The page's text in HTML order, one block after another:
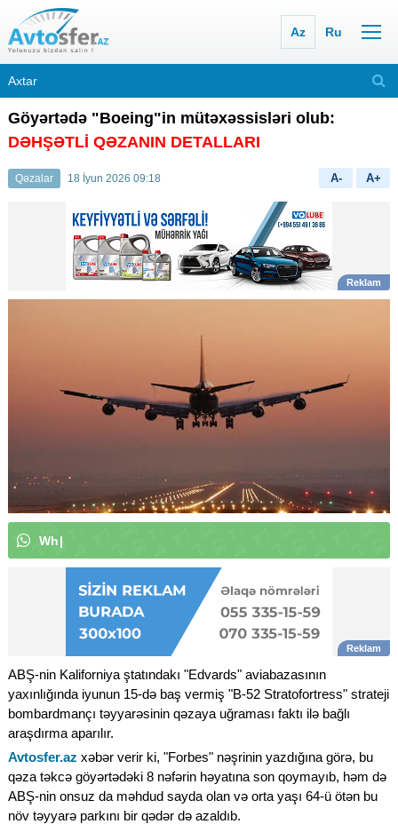
Az Ru
Göyərtədə "Boeing"in mütəxəssisləri olub:
DƏHŞƏTLİ QƏZANIN DETALLARI
Qəzalar 18 İyun 2026 09:18 A- A+
Wha
ABŞ-nin Kaliforniya ştatındakı "Edvards" aviabazasının
yaxınlığında iyunun 15-də baş vermiş "B-52 Stratofortress" strateji
bombardmançı təyyarəsinin qəzaya uğraması faktı ilə bağlı
araşdırma aparılır.
Avtosfer.az xəbər verir ki, "Forbes" nəşrinin yazdığına görə, bu
qəza təkcə göyərtədəki 8 nəfərin həyatına son qoymayıb, həm də
ABŞ-nin onsuz da məhdud sayda olan və orta yaşı 64-ü ötən bu
növ təyyarə parkını bir qədər də azaldıb.